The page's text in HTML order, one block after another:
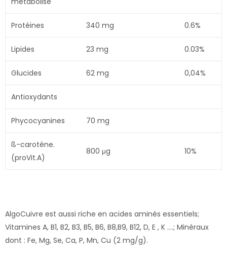
Protéines 340 mg 0.6%
Lipides 23 mg 0.03%
Glucides 62 mg 0,04%
Antioxydants
Phycocyanines 70 mg
ß-carotène.
(proVit.A)
800 μg 10%
AlgoCuivre est aussi riche en acides aminés essentiels;
Vitamines A, B1, B2, B3, B5, B6, B8,B9, B12, D, E , K ….; Minéraux
dont : Fe, Mg, Se, Ca, P, Mn, Cu (2 mg/g).